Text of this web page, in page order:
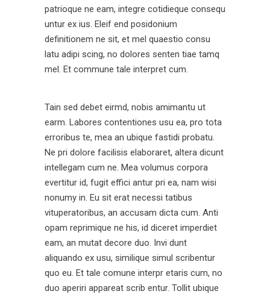
patrioque ne eam, integre cotidieque consequ
untur ex ius. Eleif end posidonium
definitionem ne sit, et mel quaestio consu
latu adipi scing, no dolores senten tiae tamq
mel. Et commune tale interpret cum.
Tain sed debet eirmd, nobis amimantu ut
earm. Labores contentiones usu ea, pro tota
erroribus te, mea an ubique fastidi probatu.
Ne pri dolore facilisis elaboraret, altera dicunt
intellegam cum ne. Mea volumus corpora
evertitur id, fugit effici antur pri ea, nam wisi
nonumy in. Eu sit erat necessi tatibus
vituperatoribus, an accusam dicta cum. Anti
opam reprimique ne his, id diceret imperdiet
eam, an mutat decore duo. Invi dunt
aliquando ex usu, similique simul scribentur
quo eu. Et tale comune interpr etaris cum, no
duo aperiri appareat scrib entur. Tollit ubique